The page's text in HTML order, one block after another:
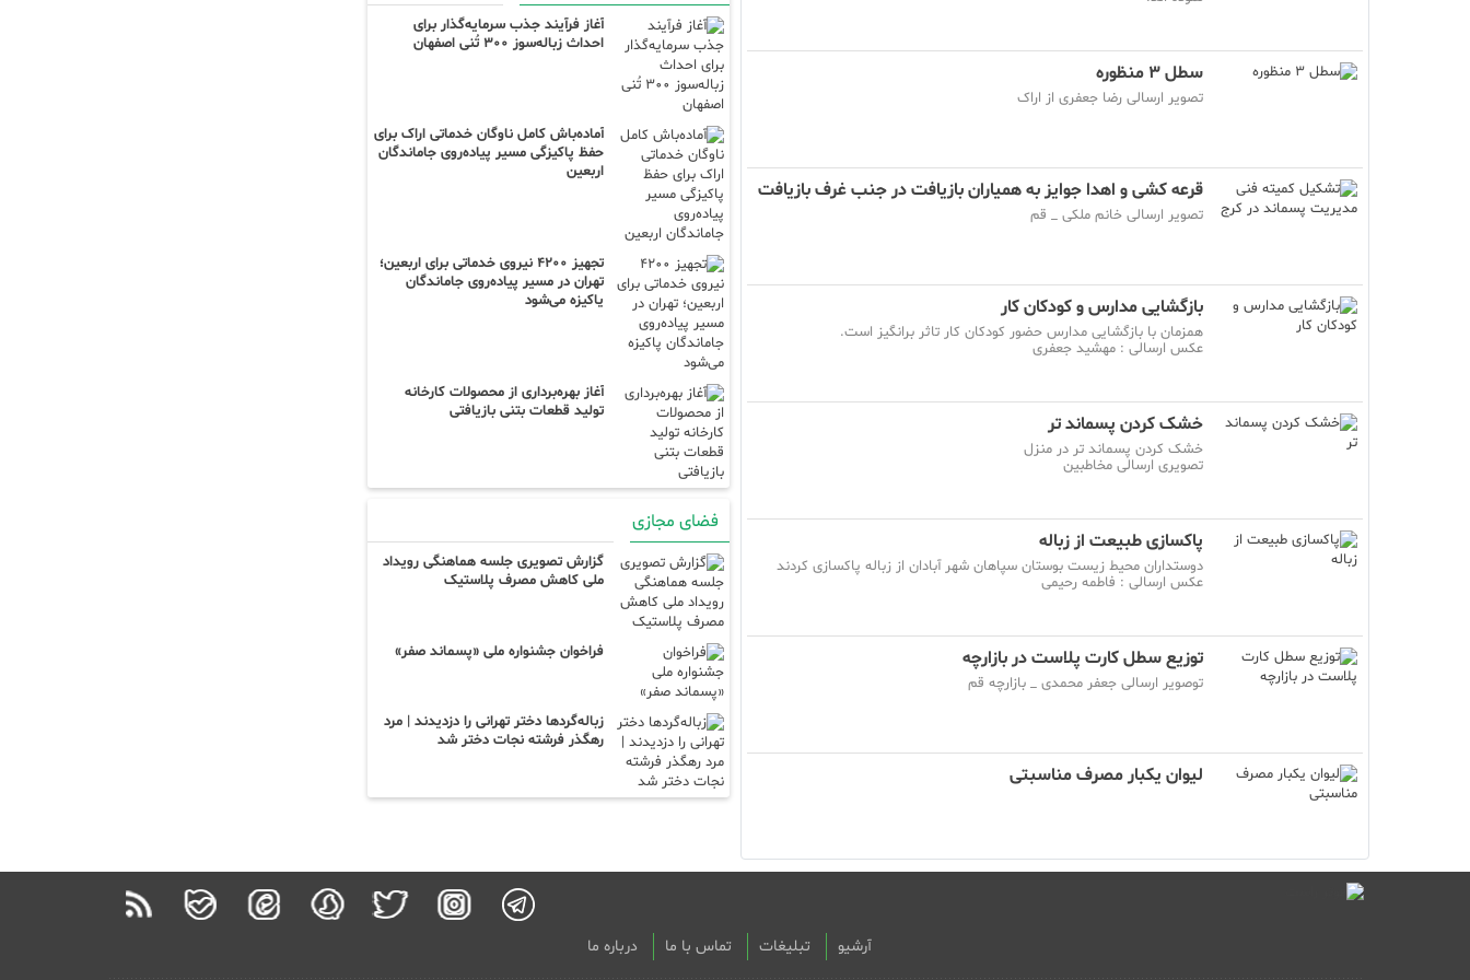
سطل 3 منظوره
تصویر ارسالی رضا جعفری از اراک
قرعه کشی و اهدا جوایز به همیاران بازیافت در جنب غرف بازیافت
تصویر ارسالی خانم ملکی _ قم
بازگشایی مدارس و کودکان کار
همزمان با بازگشایی مدارس حضور کودکان کار تاثر برانگیز است.
عکس ارسالی : مهشید جعفری
خشک کردن پسماند تر
خشک کردن پسماند تر در منزل
تصویری ارسالی مخاطبین
پاکسازی طبیعت از زباله
دوستداران محیط زیست بوستان سپاهان شهر آبادان از زباله پاکسازی کردند
عکس ارسالی : فاطمه رحیمی
توزیع سطل کارت پلاست در بازارچه
توصویر ارسالی جعفر محمدی _ بازارچه قم
لیوان یکبار مصرف مناسبتی
آغاز فرآیند جذب سرمایه‌گذار برای
احداث زباله‌سوز ۳۰۰ تُنی اصفهان
آماده‌باش کامل ناوگان خدماتی اراک برای
حفظ پاکیزگی مسیر پیاده‌روی جاماندگان
اربعین
تجهیز ۴۲۰۰ نیروی خدماتی برای اربعین؛
تهران در مسیر پیاده‌روی جاماندگان
پاکیزه می‌شود
آغاز بهره‌برداری از محصولات کارخانه
تولید قطعات بتنی بازیافتی
فضای مجازی
گزارش تصویری جلسه هماهنگی رویداد
ملی کاهش مصرف پلاستیک
فراخوان جشنواره ملی «پسماند صفر»
زباله‌گردها دختر تهرانی را دزدیدند | مرد
رهگذر فرشته نجات دختر شد
آرشیو تبلیغات تماس با ما درباره ما